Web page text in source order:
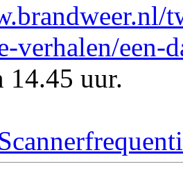
verhalen/een-
14.45 uur.